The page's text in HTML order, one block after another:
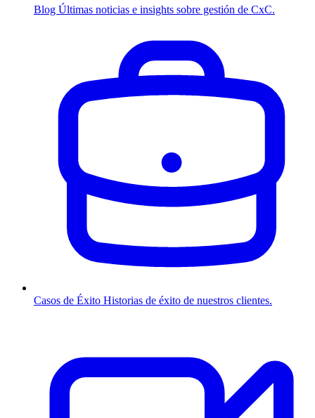
Blog Últimas noticias e insights sobre gestión de CxC.
Casos de Éxito Historias de éxito de nuestros clientes.